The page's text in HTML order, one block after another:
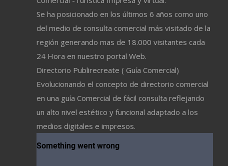
Se ha posicionado en los últimos 6 años como uno
del medio de consulta comercial más visitado de la
región generando mas de 18.000 visitantes cada
24 Hora en nuestro portal Web.
Directorio Publirecreate ( Guía Comercial)
Evolucionando el concepto de directorio comercial
en una guía Comercial de fácil consulta reflejando
un alto nivel estético y funcional adaptado a los
medios digitales e impresos.